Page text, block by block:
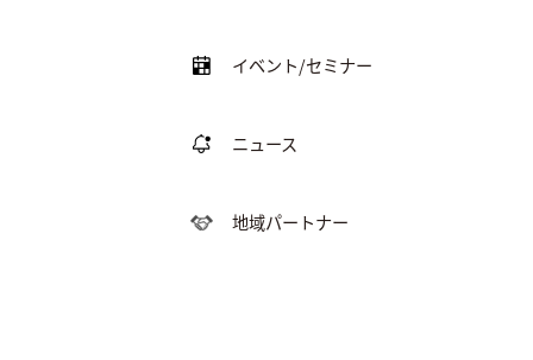
イベント/セミナー
ニュース
地域パートナー